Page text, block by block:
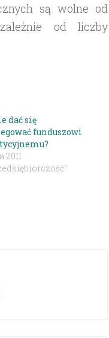
są wolne od
od liczby
dać się
funduszowi
2011